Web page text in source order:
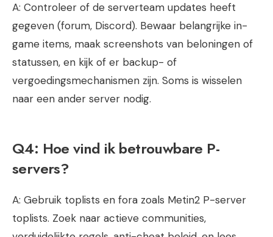
A: Controleer of de serverteam updates heeft
gegeven (forum, Discord). Bewaar belangrijke in-
game items, maak screenshots van beloningen of
statussen, en kijk of er backup- of
vergoedingsmechanismen zijn. Soms is wisselen
naar een ander server nodig.
Q4: Hoe vind ik betrouwbare P-
servers?
A: Gebruik toplists en fora zoals Metin2 P-server
toplists. Zoek naar actieve communities,